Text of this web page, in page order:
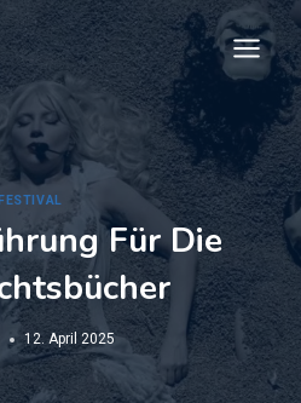
Für Die
12. April 2025